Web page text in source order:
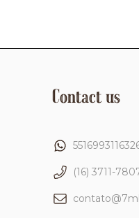
Contact us
(16) 3711-